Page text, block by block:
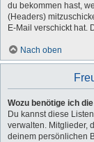
du bekommen hast,
(Headers)
E-Mail verschickt hat.
Nach oben
Wozu benötige ich
Du kannst diese
verwalten. Mitglieder,
deinem persönlichen